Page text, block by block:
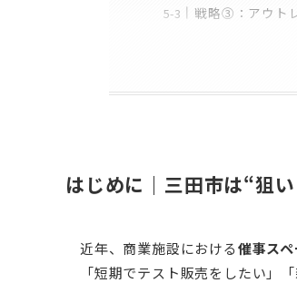
戦略③：アウト
はじめに｜三田市は“狙
近年、商業施設における催事スペ
「短期でテスト販売をしたい」